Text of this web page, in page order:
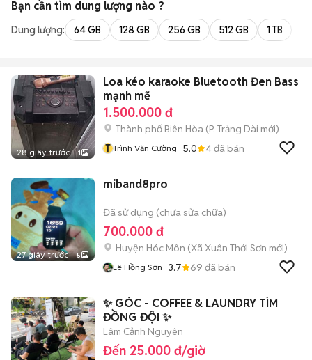
Bạn cần tìm dung lượng nào ?
Dung lượng: 64 GB 128 GB 256 GB 512 GB 1 TB
28 giây trước 1
Loa kéo karaoke Bluetooth Đen Bass
mạnh mẽ
1.500.000 đ
Thành phố Biên Hòa (P. Trảng Dài mới)
T Trình Văn Cường 5.0 4đã bán
27 giây trước 5
miband8pro
Đã sử dụng (chưa sửa chữa)
700.000 đ
Huyện Hóc Môn (Xã Xuân Thới Sơn mới)
Lê Hồng Sơn 3.7 69 đã bán
✨ GÓC - COFFEE & LAUNDRY TÌM
ĐỒNG ĐỘI ✨
Lâm Cảnh Nguyên
Đến 25.000 đ/giờ